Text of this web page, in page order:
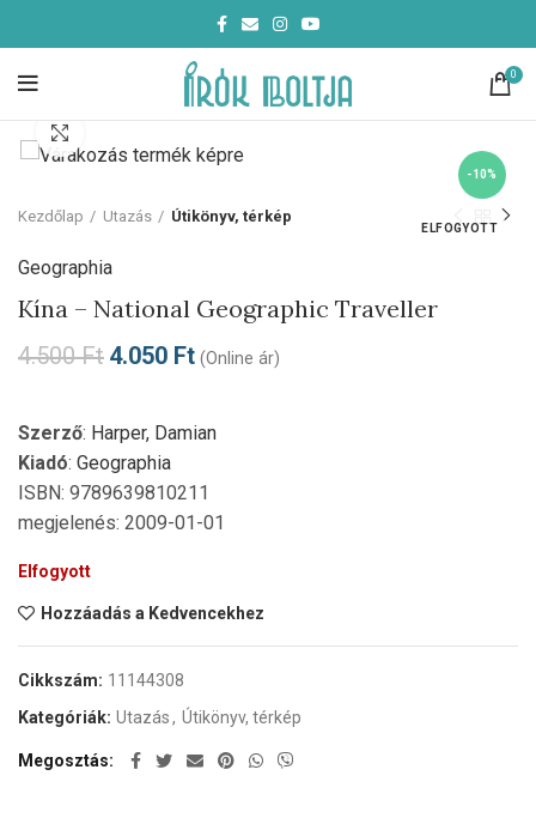
0
-10%
ELFOGYOTT
Kezdőlap Utazás Útikönyv, térkép
Geographia
Kína – National Geographic Traveller
4.500Ft 4.050 Ft (Online ár)
Szerző: Harper, Damian
Kiadó: Geographia
ISBN: 9789639810211
megjelenés: 2009-01-01
Elfogyott
Hozzáadás a Kedvencekhez
Cikkszám: 11144308
Kategóriák: Utazás, Útikönyv, térkép
Megosztás